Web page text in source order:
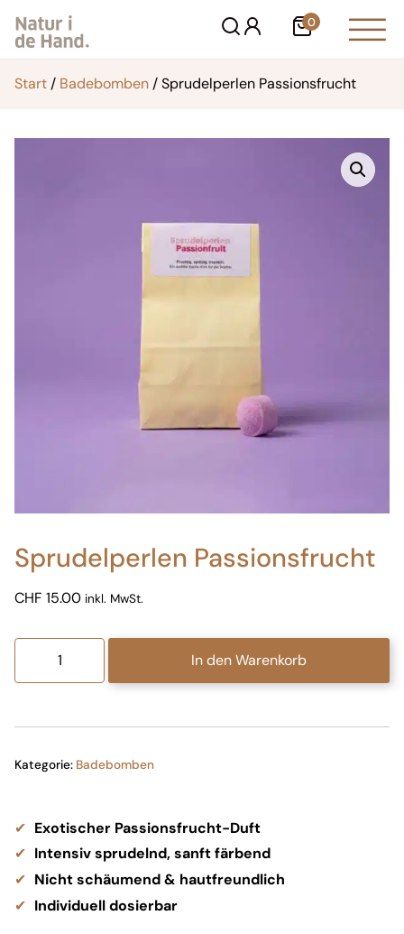
Inhalt
springen
0Warenkorb
Start / Badebomben / Sprudelperlen Passionsfrucht
Sprudelperlen Passionsfrucht
CHF 15.00 inkl. MwSt.
Sprudelperlen
Passionsfrucht
In den Warenkorb
Kategorie: Badebomben
Exotischer Passionsfrucht-Duft
Intensiv sprudelnd, sanft färbend
Nicht schäumend & hautfreundlich
Individuell dosierbar